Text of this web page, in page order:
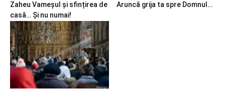
Zaheu Vameșul și sfințirea de
casă… Și nu numai!
Aruncă grija ta spre Domnul…